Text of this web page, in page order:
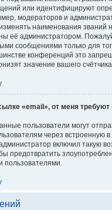
или идентифицируют
модераторов и
наименования званий
её администратором.
сообщениями только для
конференций это
значение вашего
«email», от меня требуют
пользователи могут
через встроенную
включил такую
предотвратить
пользователями.